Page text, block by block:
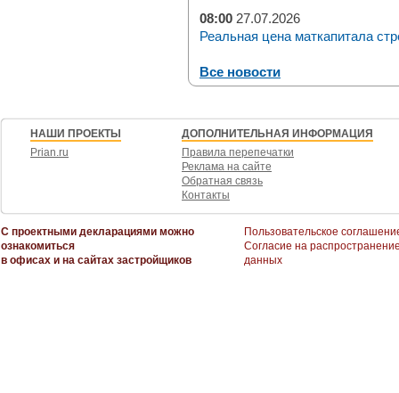
08:00 27.07.2026
Реальная цена маткапитала
Все новости
НАШИ ПРОЕКТЫ
Prian.ru
ДОПОЛНИТЕЛЬНАЯ ИНФОРМАЦИЯ
Правила перепечатки
Реклама на сайте
Обратная связь
Контакты
С проектными декларациями можно
ознакомиться
в офисах и на сайтах застройщиков
Пользовательское
Согласие на
данных